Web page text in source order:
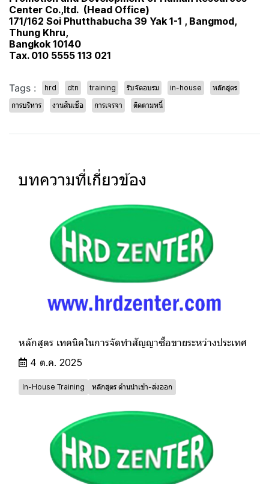
Center Co.,ltd. (Head Office)
171/162 Soi Phutthabucha 39 Yak 1-1 , Bangmod,
Thung Khru,
Bangkok 10140
Tax. 010 5555 113 021
Tags : hrd dtn training รับจัดอบรม in-house
หลักสูตร
การบริหาร
งานสินเชื่อ การเจรจา ติดตามหนี้
บทความที่เกี่ยวข้อง
หลักสูตร เทคนิคในการจัดทำสัญญาซื้อขายระหว่างประเทศ
4 ต.ค. 2025
In-House Training หลักสูตร ด้านนำเข้า-ส่งออก